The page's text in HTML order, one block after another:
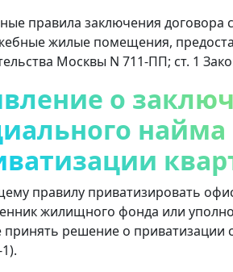
правила заключения
жилые помещения,
Москвы N 711-ПП; ст. 1
о
правилу приватизировать
жилищного фонда или
принять решение о приватизации